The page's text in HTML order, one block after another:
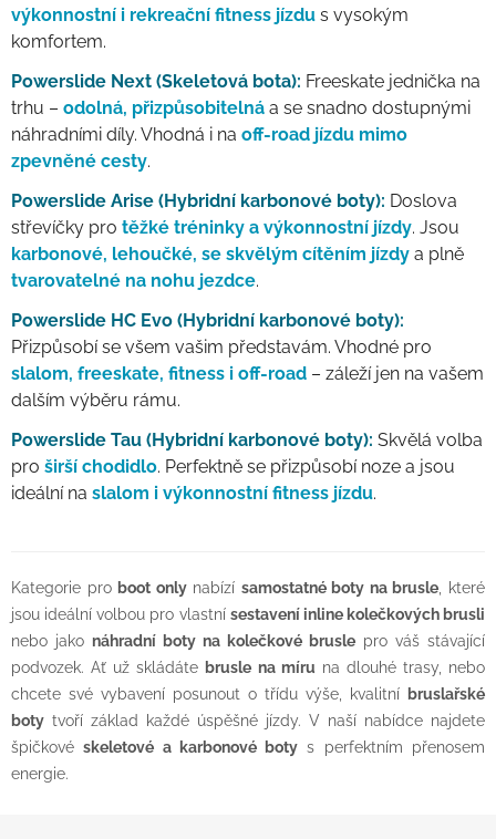
výkonnostní i rekreační fitness jízdu s vysokým
komfortem.
Powerslide Next (Skeletová bota): Freeskate jednička na
trhu – odolná, přizpůsobitelná a se snadno dostupnými
náhradními díly. Vhodná i na off-road jízdu mimo
zpevněné cesty.
Powerslide Arise (Hybridní karbonové boty): Doslova
střevíčky pro těžké tréninky a výkonnostní jízdy. Jsou
karbonové, lehoučké, se skvělým cítěním jízdy a plně
tvarovatelné na nohu jezdce.
Powerslide HC Evo (Hybridní karbonové boty):
Přizpůsobí se všem vašim představám. Vhodné pro
slalom, freeskate, fitness i off-road – záleží jen na vašem
dalším výběru rámu.
Powerslide Tau (Hybridní karbonové boty): Skvělá volba
pro širší chodidlo. Perfektně se přizpůsobí noze a jsou
ideální na slalom i výkonnostní fitness jízdu.
Kategorie proboot onlynabízí samostatné boty na brusle , které
jsou ideální volbou pro vlastní sestavení inline kolečkových brusli
nebo jako náhradní boty na kolečkové brusle pro váš stávající
podvozek. Ať už skládátebrusle na míru na dlouhé trasy, nebo
chcete své vybavení posunout o třídu výše, kvalitní bruslařské
boty tvoří základ každé úspěšné jízdy. V naší nabídce najdete
špičkovéskeletové a karbonové boty s perfektním přenosem
energie.